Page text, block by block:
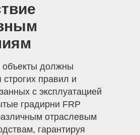
должны
правил и
с эксплуатацией
градирни FRP
отраслевым
гарантируя